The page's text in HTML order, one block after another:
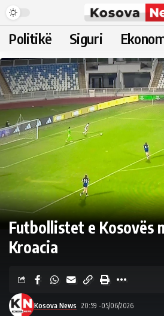
Politikë Siguri
Futbollistet e Kosovës
Kroacia
Kosova News 20:59 -05/06/2026